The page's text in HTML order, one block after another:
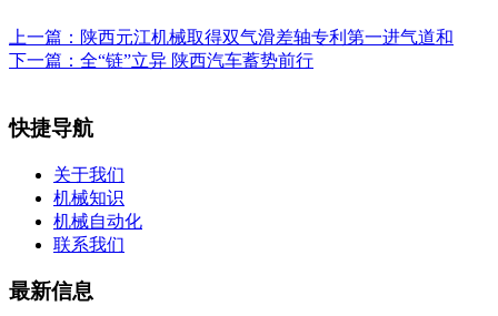
上一篇： 陕西元江机械取得双气滑差轴专利第一进气道和
下一篇： 全“链”立异 陕西汽车蓄势前行
快捷导航
关于我们
机械知识
机械自动化
联系我们
最新信息